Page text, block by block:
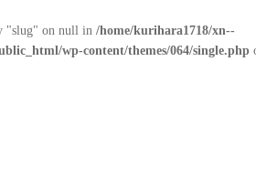
"slug" on null in/home/kurihara1718/xn--
wp-content/themes/064/single.php